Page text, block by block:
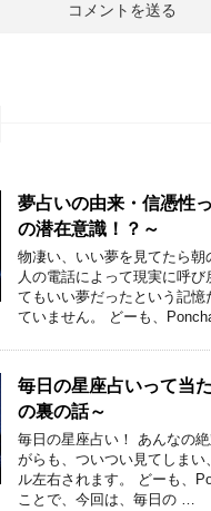
夢占いの由来・信憑性
の潜在意識！？～
物凄い、いい夢を見てたら朝
人の電話によって現実に呼び
てもいい夢だったという記憶
ていません。 どーも、
毎日の星座占いって当
の裏の話～
毎日の星座占い！ あんなの
がらも、ついつい見てしまい
ル左右されます。 どーも、
ことで、今回は、毎日の …